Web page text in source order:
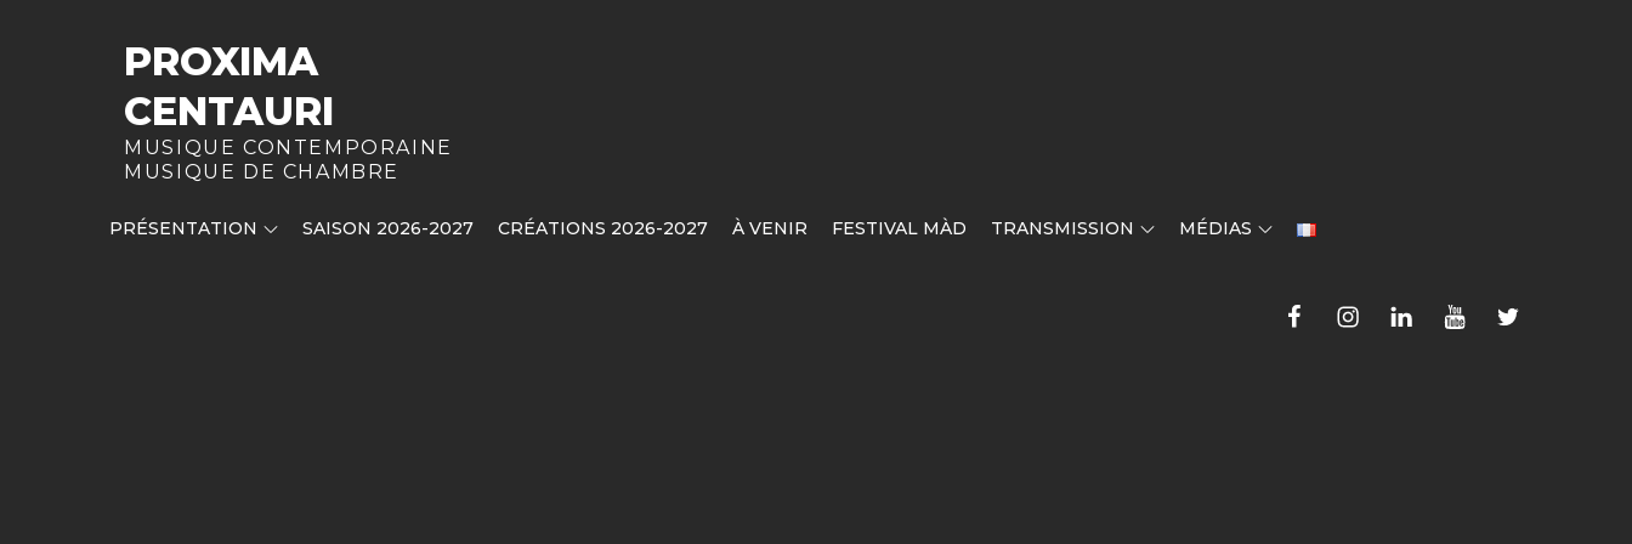
PROXIMA
CENTAURI
MUSIQUE CONTEMPORAINE
MUSIQUE DE CHAMBRE
PRÉSENTATION SAISON 2026-2027 CRÉATIONS 2026-2027 À VENIR FESTIVAL MÀD TRANSMISSION MÉDIAS
FaceboookInstagramLinkedInYouTubeTwitter